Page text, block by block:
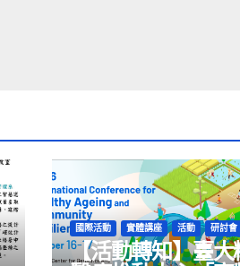
國際活動 實體講座 活動 研討會
【活動轉知】臺大